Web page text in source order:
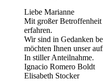
Liebe Marianne
Mit großer
erfahren.
Wir sind in Gedanken
möchten Ihnen unser
In stiller Anteilnahme.
Ignacio Romero Boldt
Elisabeth Stocker